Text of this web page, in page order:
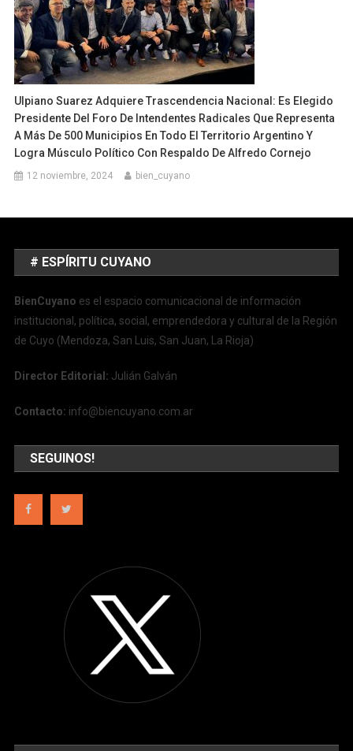
Ulpiano Suarez Adquiere Trascendencia Nacional: Es Elegido
Presidente Del Foro De Intendentes Radicales Que Representa
A Más De 500 Municipios En Todo El Territorio Argentino Y
Logra Músculo Político Con Respaldo De Alfredo Cornejo
12 noviembre, 2024 bien_cuyano
# ESPÍRITU CUYANO
BienCuyano es el espacio comunicacional de información
institucional, política, social, emprendedora y cultural de la Región
de Cuyo (Mendoza, San Luis, San Juan, La Rioja)
Director Editorial: Julián Galván
Contacto: info@biencuyano.com.ar
SEGUINOS!